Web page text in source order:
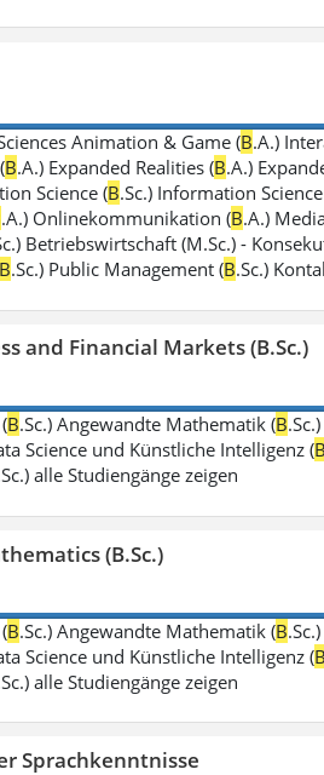
Animation & Game (B.A.)
B.A.) Expanded Realities (B.A.)
Science (B.Sc.) Information
.A.) Onlinekommunikation (B.A.)
Betriebswirtschaft (M.Sc.) -
B.Sc.) Public Management (B.Sc.)
and Financial Markets (B.Sc.)
B.Sc.) Angewandte Mathematik (B
Science und Künstliche Intelligenz (
alle Studiengänge zeigen
(B.Sc.)
B.Sc.) Angewandte Mathematik (B
Science und Künstliche Intelligenz (
alle Studiengänge zeigen
Sprachkenntnisse